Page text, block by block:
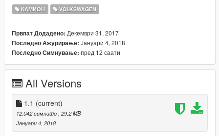
КАМИОН VOLKSWAGEN
Првпат Додадено: Декември 31, 2017
Последно Ажурирање: Јануари 4, 2018
Последно Симнување: пред 12 саати
All Versions
1.1 (current)
12.042 симнато , 29,2 MB
Јануари 4, 2018